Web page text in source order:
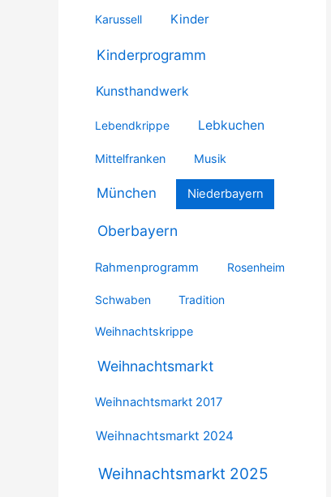
Karussell Kinder
Kinderprogramm
Kunsthandwerk
Lebendkrippe Lebkuchen
Mittelfranken Musik
München Niederbayern
Oberbayern
Rahmenprogramm Rosenheim
Schwaben Tradition
Weihnachtskrippe
Weihnachtsmarkt
Weihnachtsmarkt 2017
Weihnachtsmarkt 2024
Weihnachtsmarkt 2025